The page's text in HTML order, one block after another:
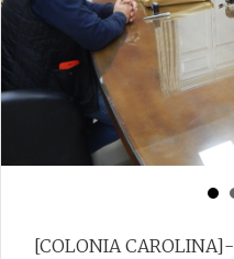
[COLONIA CAROLINA]-